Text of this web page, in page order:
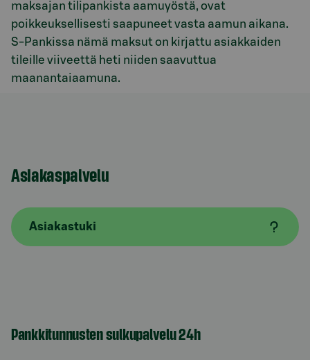
maksajan tilipankista aamuyöstä, ovat
poikkeuksellisesti saapuneet vasta aamun aikana.
S-Pankissa nämä maksut on kirjattu asiakkaiden
tileille viiveettä heti niiden saavuttua
maanantaiaamuna.
Asiakaspalvelu
Asiakastuki
Pankkitunnusten sulkupalvelu 24h